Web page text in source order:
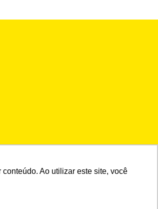
Ao utilizar este site, você